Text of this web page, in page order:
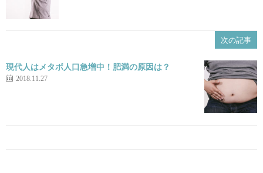
次の記事
現代人はメタボ人口急増中！肥満の原因は？
2018.11.27